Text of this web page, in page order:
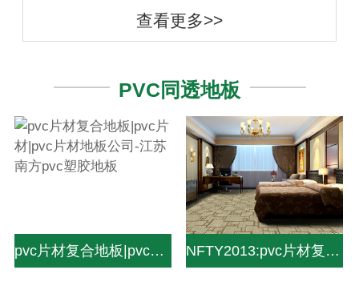
查看更多>>
PVC同透地板
pvc片材复合地板|pvc片材|pvc片材地板公司-江苏南方pvc塑胶地板 NFTY2013:pvc片材复合地板|pvc片材|pvc片材地板公司-中山南方pvc塑胶地板